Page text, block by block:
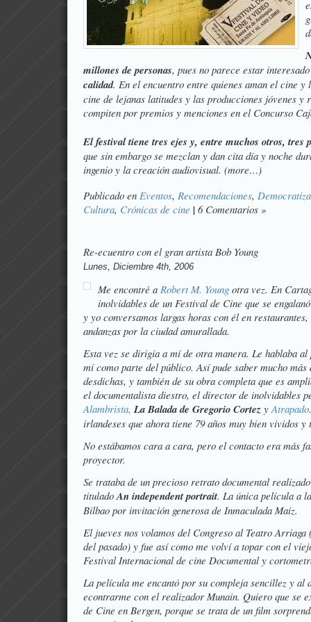
millones de personas, pues no parece estar
calidad. En el encuentro entre quienes aman el cine
cine de lejanas latitudes y las producciones jóvenes y
compiten por premios y menciones en el Concurso
El festival tiene tres ejes y, entre muchos otros, tres
que sin embargo se mezclan y dan cita día y noche
ingenio y la creación audiovisual. (more…)
Publicado en Eventos, Recomendaciones,
Cultura, Crónicas de cine | 6 Comentarios »
Re-ecuentro con el gran artista Bob Young
Lunes, Diciembre 4th, 2006
Me encontré a Robert M. Young otra vez. En
inolvidables de un Festival de Cine que se
y yo conversamos largas horas con él en
andanzas por la ciudad amurallada.
Esta vez se dirigía a mí de otra manera. Le hablaba
mí como parte del público. Así pude saber mucho
desdichas, y también de su obra completa que es
el documentalista diestro, el director de inolvidables
Alambrista, La Balada de Gregorio Cortez yAtrapado
irlandeses que ahora tiene 79 años muy bien vividos y
No estábamos cara a cara, pero el contacto era más
proyector.
Se trataba de un precioso retrato documental
tituladoAn independent portrait. La única película a
Bilbao por invitación generosa de Inmaculada Maiz.
El jueves nos volamos del Congreso al Teatro
del pasado) y fue así como me volví a topar con el
Festival Internacional de cine Documental y
La película me encantó por su compleja sencillez y al
econtrarme con el realizador Munain. Quiero que se
de Cine en Bergen, porque se trata de un film